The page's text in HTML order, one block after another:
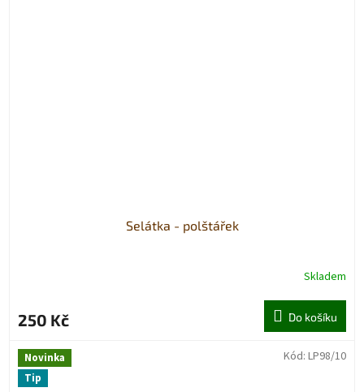
Selátka - polštářek
Skladem
250 Kč Do košíku
Novinka
Tip
Kód: LP98/10